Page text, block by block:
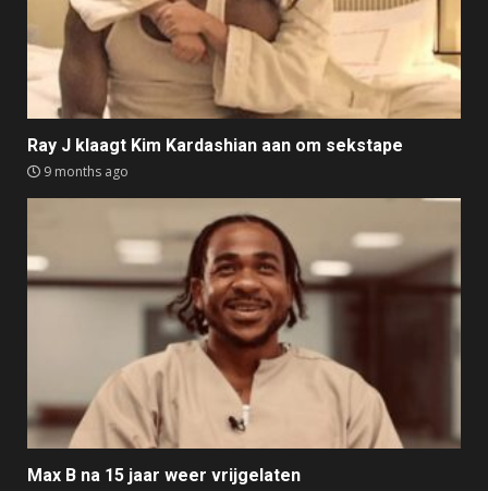
Ray J klaagt Kim Kardashian aan om sekstape
9 months ago
Max B na 15 jaar weer vrijgelaten